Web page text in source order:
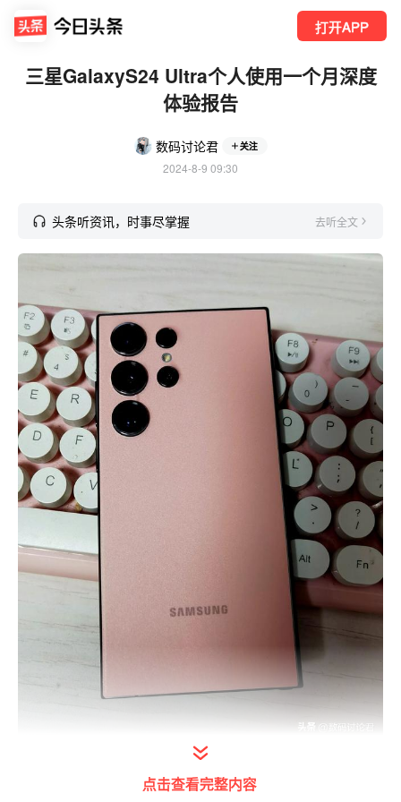
打开APP
三星GalaxyS24 Ultra个人使用一个月深度
体验报告
数码讨论君 关注
2024-8-9 09:30
头条听资讯，时事尽掌握 去听全文
打开今日头条查看图片详情
点击查看完整内容